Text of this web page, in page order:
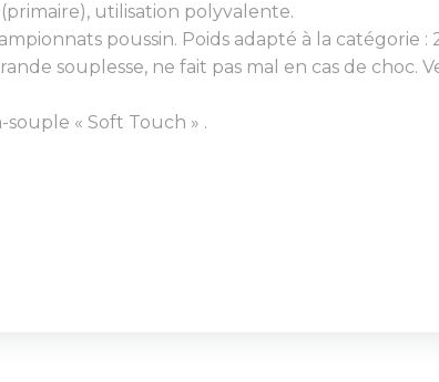
utilisation polyvalente.
poussin. Poids adapté à la catégorie
souplesse, ne fait pas mal en cas de choc.
« Soft Touch » .